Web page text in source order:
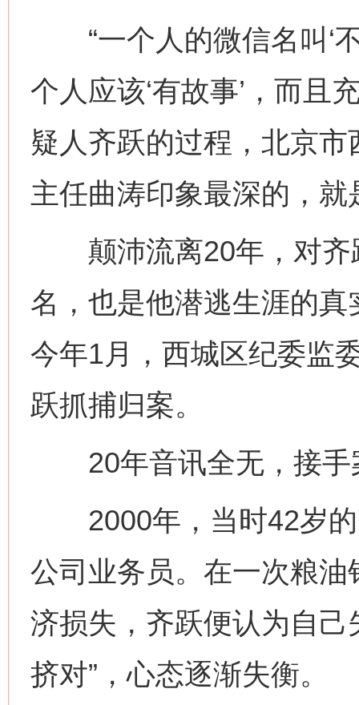
“一个人的微信名叫‘不
个人应该‘有故事’，而且
疑人齐跃的过程，北京
主任曲涛印象最深的，就
颠沛流离20年，对齐
名，也是他潜逃生涯的
今年1月，西城区纪委监
跃抓捕归案。
20年音讯全无，接手
2000年，当时42岁的
公司业务员。在一次粮
济损失，齐跃便认为自己
挤对”，心态逐渐失衡。